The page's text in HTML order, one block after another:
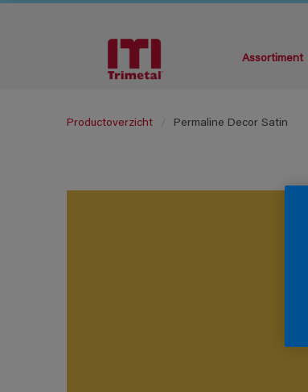
Assortiment
Productoverzicht Permaline Decor Satin